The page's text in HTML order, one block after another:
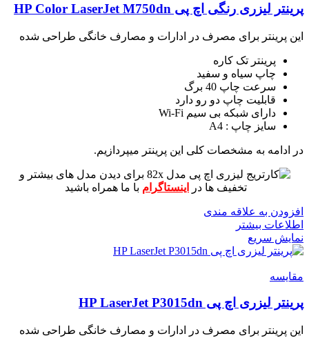
پرینتر لیزری رنگی اچ پی HP Color LaserJet M750dn
این پرینتر برای مصرف در ادارات و مصارف خانگی طراحی شده
پرینتر تک کاره
چاپ سیاه و سفید
سرعت چاپ 40 برگ
قابلیت چاپ دو رو دارد
دارای شبکه بی سیم Wi-Fi
سایز چاپ : A4
در ادامه به مشخصات کلی این پرینتر میپردازیم.
برای دیدن مدل های بیشتر و
تخفیف ها در
اینستاگرام با ما همراه باشید
افزودن به علاقه مندی
اطلاعات بیشتر
نمایش سریع
مقايسه
پرینتر لیزری اچ پی HP LaserJet P3015dn
این پرینتر برای مصرف در ادارات و مصارف خانگی طراحی شده